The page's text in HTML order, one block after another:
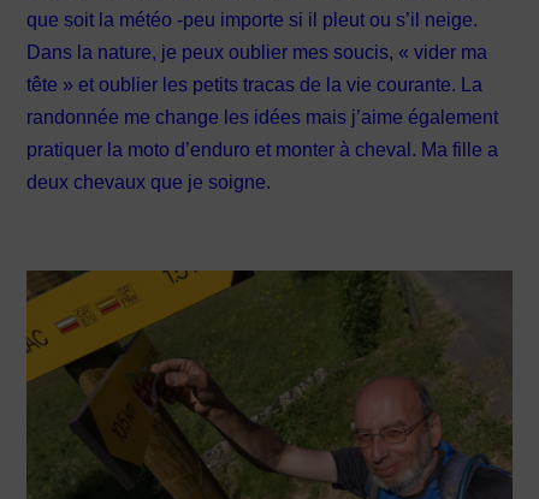
que soit la météo -peu importe si il pleut ou s’il neige.
Dans la nature, je peux oublier mes soucis, « vider ma
tête » et oublier les petits tracas de la vie courante. La
randonnée me change les idées mais j’aime également
pratiquer la moto d’enduro et monter à cheval. Ma fille a
deux chevaux que je soigne.